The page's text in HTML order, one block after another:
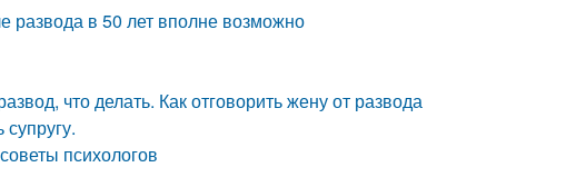
развода в 50 лет вполне возможно
что делать. Как отговорить жену от развода
психологов